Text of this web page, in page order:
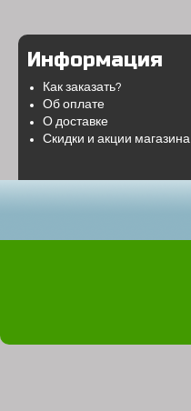
Информация
Как заказать?
Об оплате
О доставке
Скидки и акции магазина